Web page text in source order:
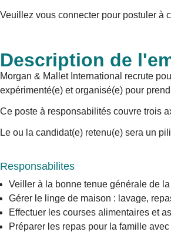
Veuillez vous connecter pour postuler à
Description de
Morgan & Mallet International recrute
expérimenté(e) et organisé(e) pour
Ce poste à responsabilités couvre trois
Le ou la candidat(e) retenu(e) sera un
Responsabilites
Veiller à la bonne tenue générale de
Gérer le linge de maison : lavage,
Effectuer les courses alimentaires et
Préparer les repas pour la famille